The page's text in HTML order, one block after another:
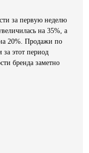
за первую неделю
на 35%, а
20%. Продажи по
этот период
бренда заметно